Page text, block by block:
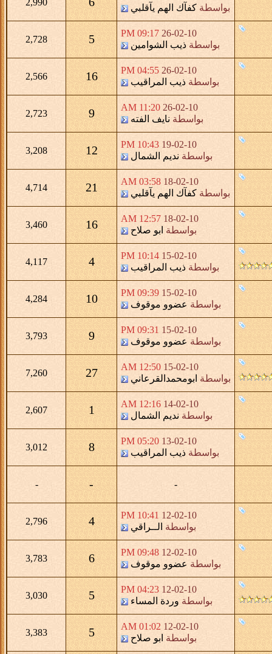
بواسطة كفآك الهم يآقلبي
26-02-10
09:17 PM
بواسطة ذيب الشوامين 5
2,728
26-02-10
04:55 PM
بواسطة ذيب المراقيب 16
2,566
26-02-10
11:20 AM
بواسطة نايف الفته 9
2,723
19-02-10
10:43 PM
بواسطة نديم الشمال 12
3,208
18-02-10
03:58 AM
بواسطة كفآك الهم يآقلبي 21
4,714
18-02-10
12:57 AM
بواسطة ابو صلاح 16
3,460
15-02-10
10:14 PM
بواسطة ذيب المراقيب 4
4,117
15-02-10
09:39 PM
بواسطة عضوو موقوف 10
4,284
15-02-10
09:31 PM
بواسطة عضوو موقوف 9
3,793
15-02-10
12:50 AM
بواسطة ابومحمدالقرعاني 27
7,260
14-02-10
12:16 AM
بواسطة نديم الشمال 1
2,607
13-02-10
05:20 PM
بواسطة ذيب المراقيب 8
3,012
-
-
-
12-02-10
10:41 PM
بواسطة الــراقي 4
2,796
12-02-10
09:48 PM
بواسطة عضوو موقوف 6
3,783
12-02-10
04:23 PM
بواسطة وردة المساء 5
3,030
12-02-10
01:02 AM
بواسطة ابو صلاح 5
3,383